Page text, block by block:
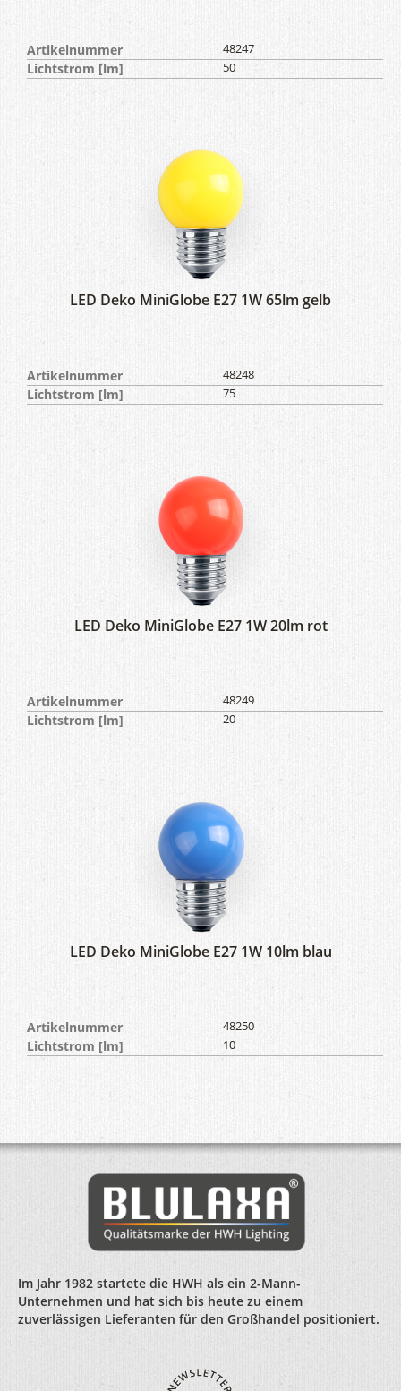
Artikelnummer 48247
Lichtstrom [lm] 50
LED Deko MiniGlobe E27 1W 65lm gelb
Artikelnummer 48248
Lichtstrom [lm] 75
LED Deko MiniGlobe E27 1W 20lm rot
Artikelnummer 48249
Lichtstrom [lm] 20
LED Deko MiniGlobe E27 1W 10lm blau
Artikelnummer 48250
Lichtstrom [lm] 10
Im Jahr 1982 startete die HWH als ein 2-Mann-
Unternehmen und hat sich bis heute zu einem
zuverlässigen Lieferanten für den Großhandel positioniert.